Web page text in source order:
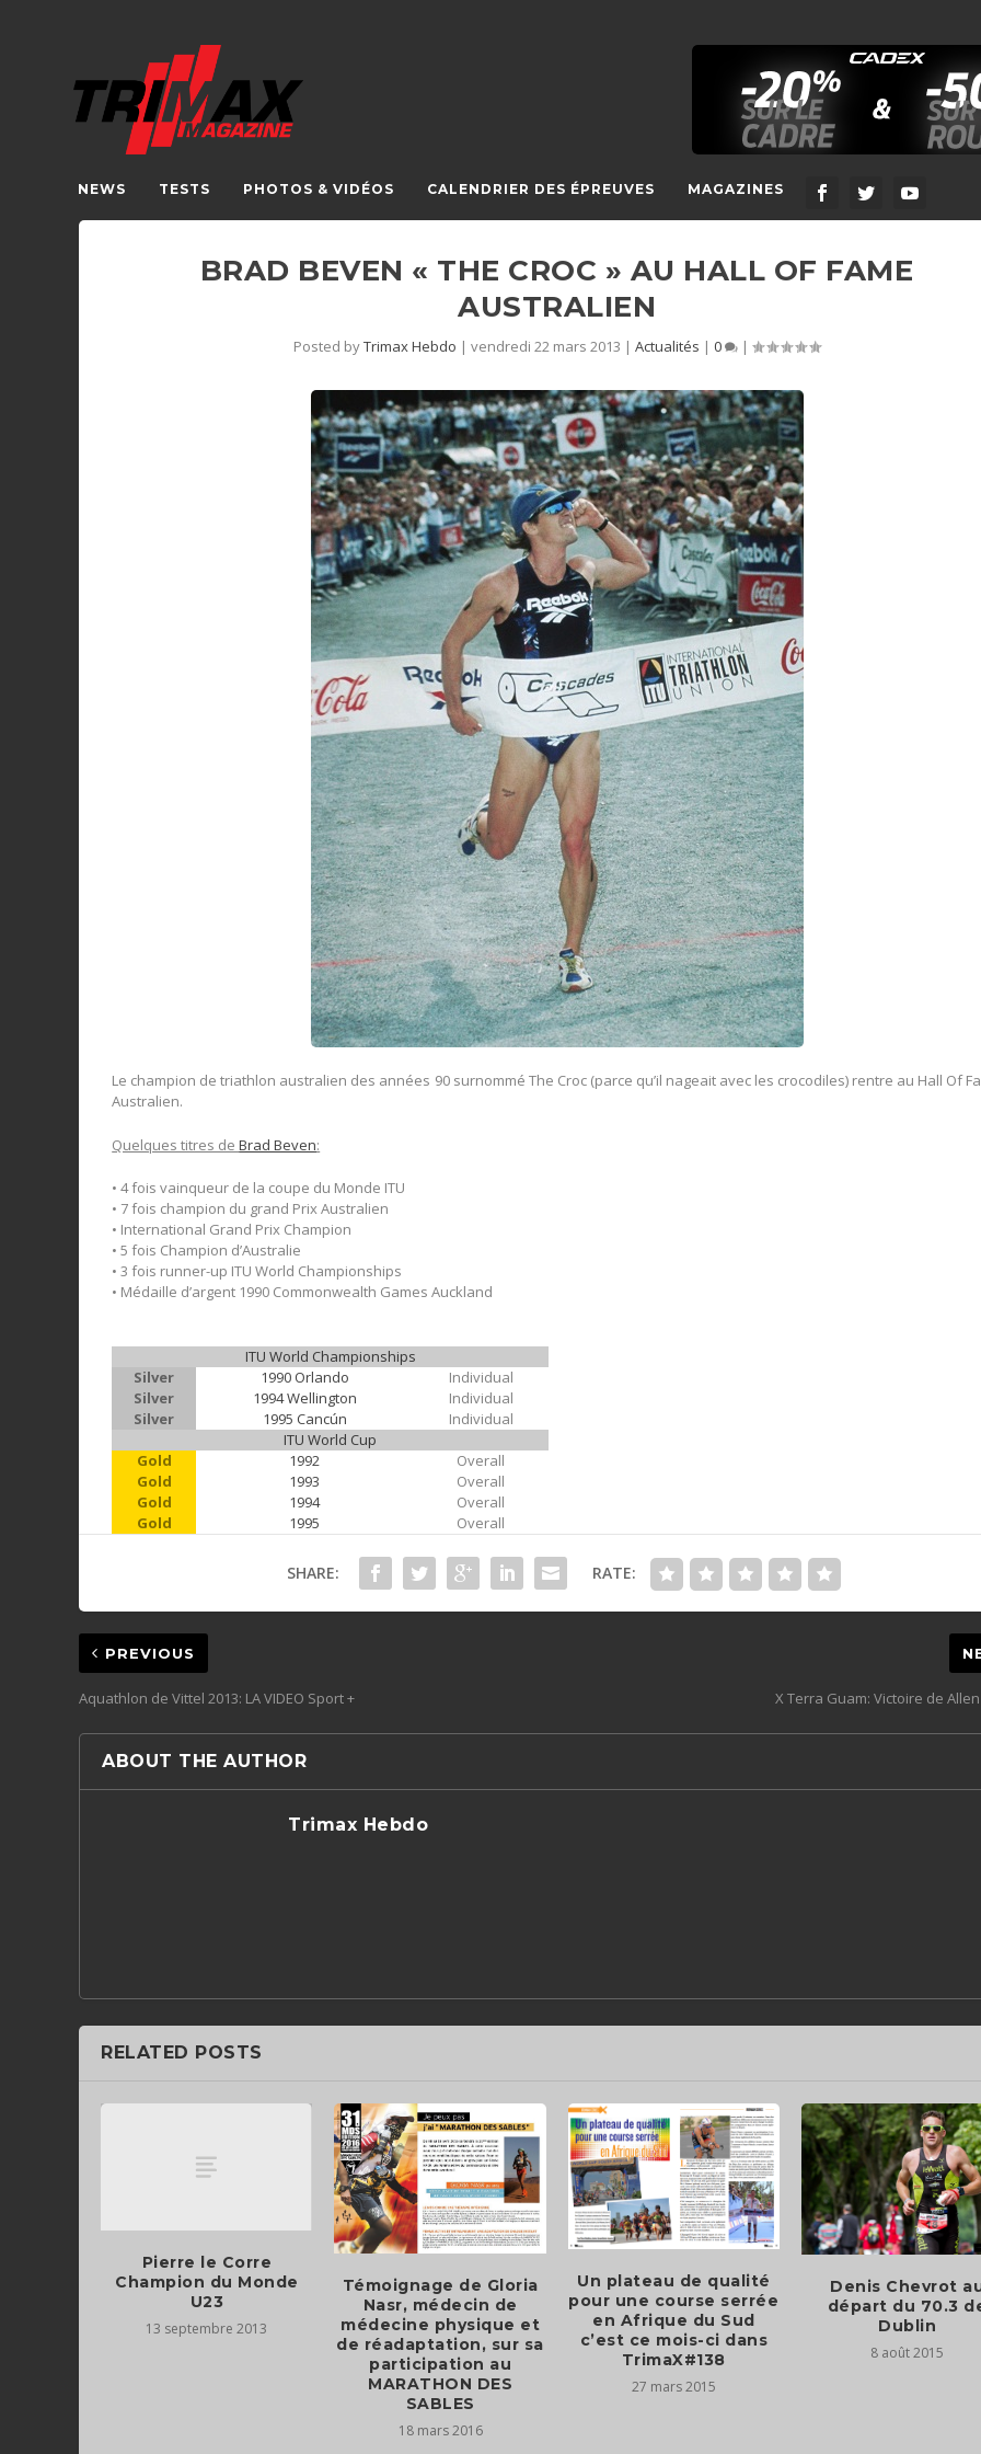
NEWS TESTS PHOTOS & VIDÉOS CALENDRIER DES ÉPREUVES MAGAZINES
BRAD BEVEN « THE CROC » AU HALL OF FAME
AUSTRALIEN
Posted byTrimax Hebdo |vendredi 22 mars 2013 |Actualités |0 |
Le champion de triathlon australien des années 90 surnommé The Croc (parce qu’il nageait avec les crocodiles) rentre au Hall Of
Australien.
Quelques titres deBrad Beven:
• 4 fois vainqueur de la coupe du Monde ITU
• 7 fois champion du grand Prix Australien
• International Grand Prix Champion
• 5 fois Champion d’Australie
• 3 fois runner-up ITU World Championships
• Médaille d’argent 1990 Commonwealth Games Auckland
ITU World Championships
Silver
1990 Orlando
Individual
Silver
1994 Wellington
Individual
Silver
1995 Cancún
Individual
ITU World Cup
Gold
1992
Overall
Gold
1993
Overall
Gold
1994
Overall
Gold
1995 Overall
SHARE: RATE:
PREVIOUS
Aquathlon de Vittel 2013: LA VIDEO Sport + X Terra Guam: Victoire de
ABOUT THE AUTHOR
Trimax Hebdo
RELATED POSTS
Pierre le Corre
Champion du Monde
U23
13 septembre 2013
Témoignage de Gloria
Nasr, médecin de
médecine physique et
de réadaptation, sur sa
participation au
MARATHON DES
18 mars 2016
Un plateau de qualité
pour une course serrée
en Afrique du Sud
c’est ce mois-ci dans
TrimaX#138
27 mars 2015
Denis Chevrot
départ du 70.3
Dublin
8 août 2015